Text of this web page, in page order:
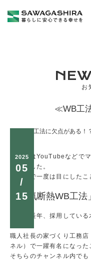
お
≪WB工
2025
05
/
15
最近ではYouTubeなどで
てきました。
その中で一度は目にした
「通気断熱WB工法」
弊社が長年、採用してい
職人社長の家づくり工務
ネル）で一躍有名になった
そちらのチャンネル内で